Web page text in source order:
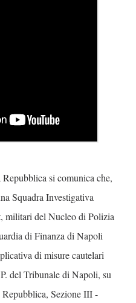
si comunica che,
Squadra Investigativa
militari del Nucleo di Polizia
di Finanza di Napoli
di misure cautelari
del Tribunale di Napoli, su
Repubblica, Sezione III -